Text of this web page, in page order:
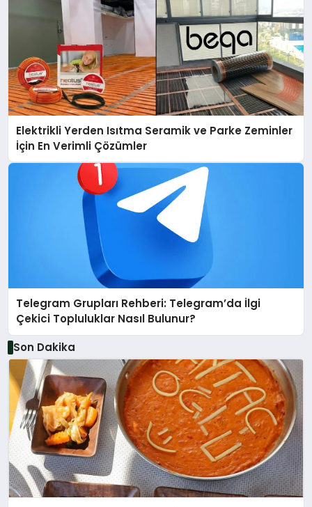
Elektrikli Yerden Isıtma Seramik ve Parke Zeminler
İçin En Verimli Çözümler
Telegram Grupları Rehberi: Telegram’da İlgi
Çekici Topluluklar Nasıl Bulunur?
Son Dakika